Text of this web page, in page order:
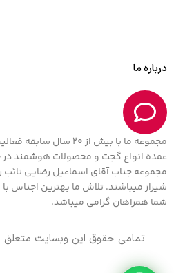
درباره ما
مجموعه ما با بیش از 20
عمده انواع گجت و محصولات هوشمند در
مجموعه جناب آقای اسماعیل رضایی نائب
شیراز میباشند. تلاش ما بهترین اجناس
شما همراهان گرامی میباشد.
تمامی حقوق این وبسایت